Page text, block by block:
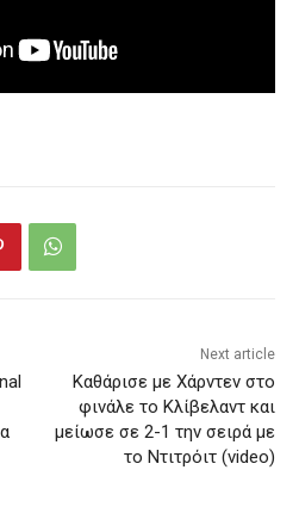
Next article
Καθάρισε με Χάρντεν στο
φινάλε το Κλίβελαντ και
μείωσε σε 2-1 την σειρά με
το Ντιτρόιτ (video)